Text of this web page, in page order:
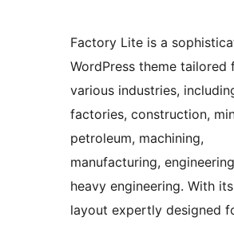
Factory Lite is a
WordPress theme tailored
various industries,
factories, construction,
petroleum, machining,
manufacturing,
heavy engineering. With
layout expertly designed